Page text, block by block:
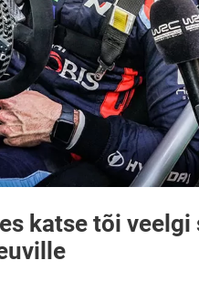
katse tõi veelgi